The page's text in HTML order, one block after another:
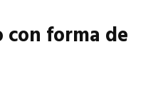
forma de